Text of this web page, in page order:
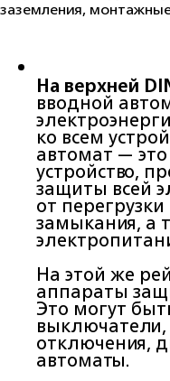
заземления,
На верхней
вводной
ко всем
автомат —
устройство,
защиты всей
от
замыкания, а
На этой же
аппараты
Это могут
выключатели,
отключения,
автоматы.